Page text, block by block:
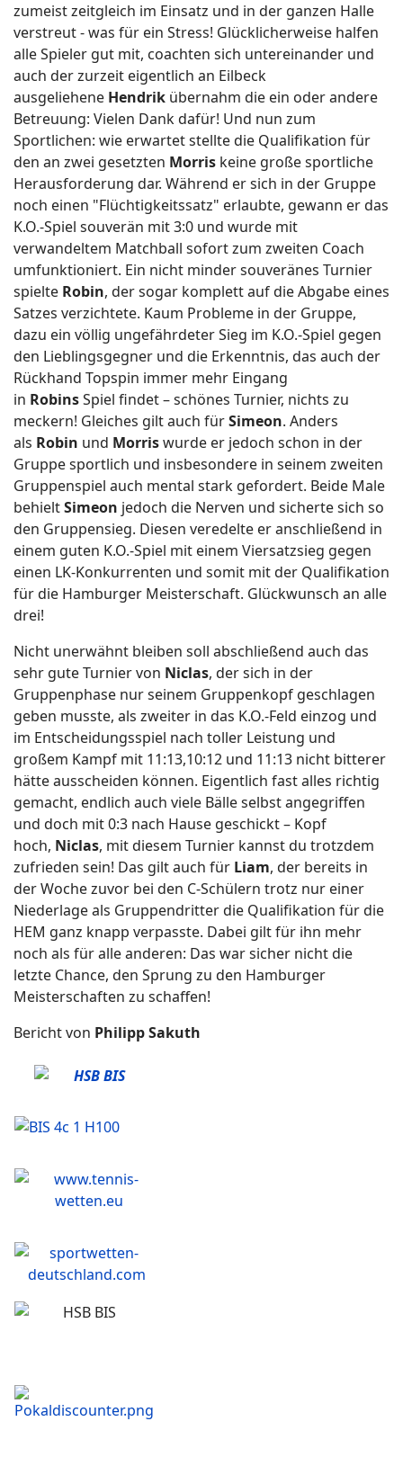
zumeist zeitgleich im Einsatz und in der ganzen Halle
verstreut - was für ein Stress! Glücklicherweise halfen
alle Spieler gut mit, coachten sich untereinander und
auch der zurzeit eigentlich an Eilbeck
ausgeliehene Hendrik übernahm die ein oder andere
Betreuung: Vielen Dank dafür! Und nun zum
Sportlichen: wie erwartet stellte die Qualifikation für
den an zwei gesetzten Morris keine große sportliche
Herausforderung dar. Während er sich in der Gruppe
noch einen "Flüchtigkeitssatz" erlaubte, gewann er das
K.O.-Spiel souverän mit 3:0 und wurde mit
verwandeltem Matchball sofort zum zweiten Coach
umfunktioniert. Ein nicht minder souveränes Turnier
spielte Robin, der sogar komplett auf die Abgabe eines
Satzes verzichtete. Kaum Probleme in der Gruppe,
dazu ein völlig ungefährdeter Sieg im K.O.-Spiel gegen
den Lieblingsgegner und die Erkenntnis, das auch der
Rückhand Topspin immer mehr Eingang
in RobinsSpiel findet – schönes Turnier, nichts zu
meckern! Gleiches gilt auch fürSimeon. Anders
als Robin und Morriswurde er jedoch schon in der
Gruppe sportlich und insbesondere in seinem zweiten
Gruppenspiel auch mental stark gefordert. Beide Male
behieltSimeon jedoch die Nerven und sicherte sich so
den Gruppensieg. Diesen veredelte er anschließend in
einem guten K.O.-Spiel mit einem Viersatzsieg gegen
einen LK-Konkurrenten und somit mit der Qualifikation
für die Hamburger Meisterschaft. Glückwunsch an alle
drei!
Nicht unerwähnt bleiben soll abschließend auch das
sehr gute Turnier von Niclas, der sich in der
Gruppenphase nur seinem Gruppenkopf geschlagen
geben musste, als zweiter in das K.O.-Feld einzog und
im Entscheidungsspiel nach toller Leistung und
großem Kampf mit 11:13,10:12 und 11:13 nicht bitterer
hätte ausscheiden können. Eigentlich fast alles richtig
gemacht, endlich auch viele Bälle selbst angegriffen
und doch mit 0:3 nach Hause geschickt – Kopf
hoch, Niclas, mit diesem Turnier kannst du trotzdem
zufrieden sein! Das gilt auch für Liam, der bereits in
der Woche zuvor bei den C-Schülern trotz nur einer
Niederlage als Gruppendritter die Qualifikation für die
HEM ganz knapp verpasste. Dabei gilt für ihn mehr
noch als für alle anderen: Das war sicher nicht die
letzte Chance, den Sprung zu den Hamburger
Meisterschaften zu schaffen!
Bericht von Philipp Sakuth